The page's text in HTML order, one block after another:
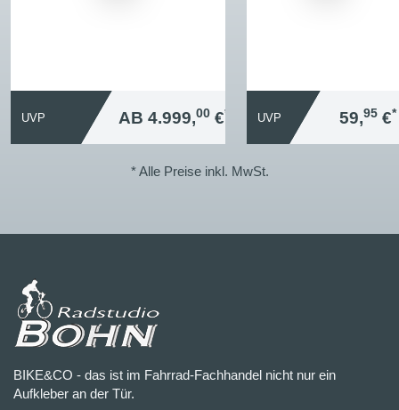
UVP AB 4.999,00€* UVP 59,95 €*
* Alle Preise inkl. MwSt.
BIKE&CO - das ist im Fahrrad-Fachhandel nicht nur ein
Aufkleber an der Tür.